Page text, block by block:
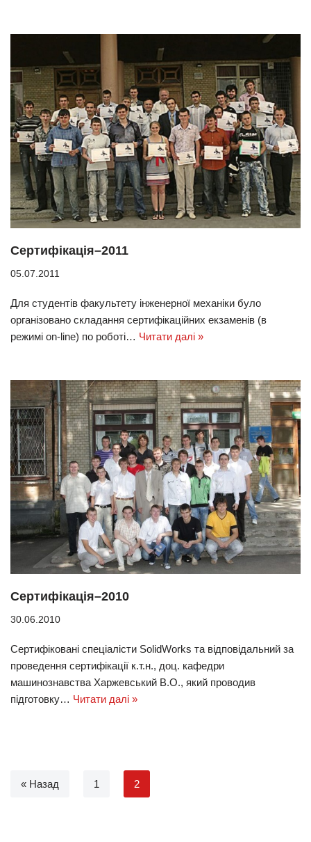
Сертифікація–2011
05.07.2011
Для студентів факультету інженерної механіки було
організовано складання сертифікаційних екзаменів (в
режимі on-line) по роботі… Читати далі »
Сертифікація–2010
30.06.2010
Сертифіковані спеціалісти SolidWorks та відповідальний за
проведення сертифікації к.т.н., доц. кафедри
машинознавства Харжевський В.О., який проводив
підготовку… Читати далі »
« Назад 1 2